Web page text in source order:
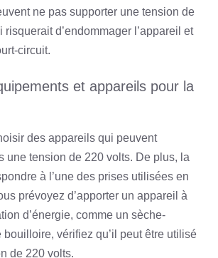
ne pas supporter une tension de
risquerait d’endommager l’appareil et
circuit.
et appareils pour la
des appareils qui peuvent
une tension de 220 volts. De plus, la
à l’une des prises utilisées en
prévoyez d’apporter un appareil à
d’énergie, comme un sèche-
vérifiez qu’il peut être utilisé
de 220 volts.